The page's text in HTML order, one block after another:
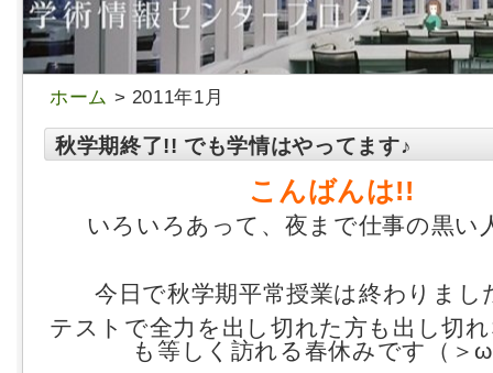
ホーム > 2011年1月
秋学期終了!! でも学情はやってます♪
こんばんは!!
いろいろあって、夜まで仕事の黒い
今日で秋学期平常授業は終わりまし
テストで全力を出し切れた方も出し切
も等しく訪れる春休みです（＞